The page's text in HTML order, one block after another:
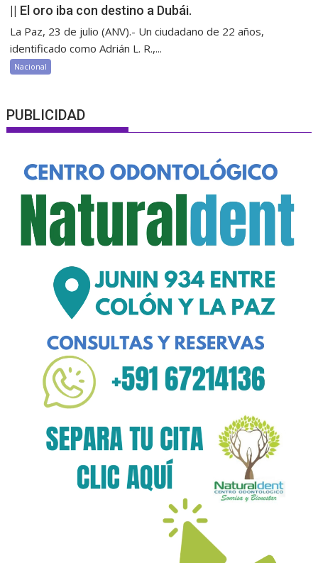
|| El oro iba con destino a Dubái.
La Paz, 23 de julio (ANV).- Un ciudadano de 22 años,
identificado como Adrián L. R.,...
Nacional
PUBLICIDAD